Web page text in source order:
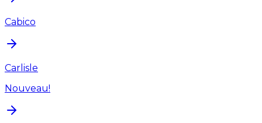
Cabico
Carlisle
Nouveau!